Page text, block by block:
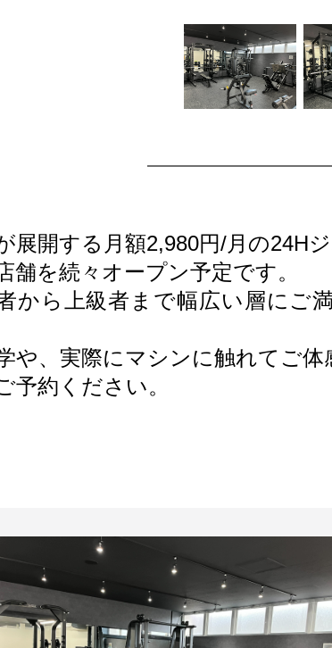
展開する月額2,980円/月の24Hジ
舗を続々オープン予定です。
から上級者まで幅広い層にご
や、実際にマシンに触れてご体
予約ください。